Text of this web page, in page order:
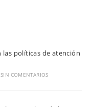
las políticas de atención
SIN COMENTARIOS